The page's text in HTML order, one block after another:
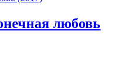
любовь